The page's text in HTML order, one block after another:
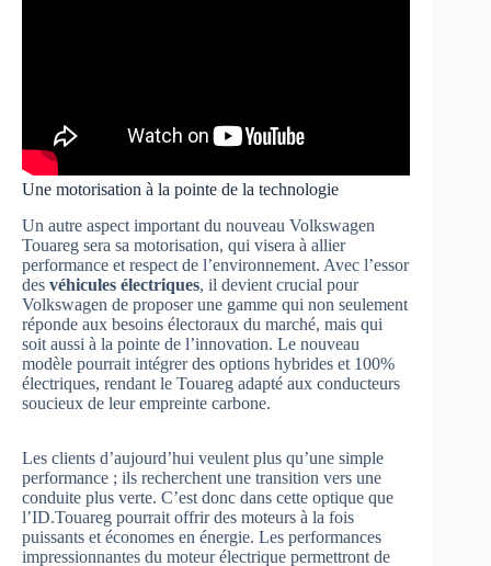
Une motorisation à la pointe de la technologie
Un autre aspect important du nouveau Volkswagen
Touareg sera sa motorisation, qui visera à allier
performance et respect de l’environnement. Avec l’essor
des véhicules électriques, il devient crucial pour
Volkswagen de proposer une gamme qui non seulement
réponde aux besoins électoraux du marché, mais qui
soit aussi à la pointe de l’innovation. Le nouveau
modèle pourrait intégrer des options hybrides et 100%
électriques, rendant le Touareg adapté aux conducteurs
soucieux de leur empreinte carbone.
Les clients d’aujourd’hui veulent plus qu’une simple
performance ; ils recherchent une transition vers une
conduite plus verte. C’est donc dans cette optique que
l’ID.Touareg pourrait offrir des moteurs à la fois
puissants et économes en énergie. Les performances
impressionnantes du moteur électrique permettront de